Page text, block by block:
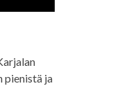
pienistä ja